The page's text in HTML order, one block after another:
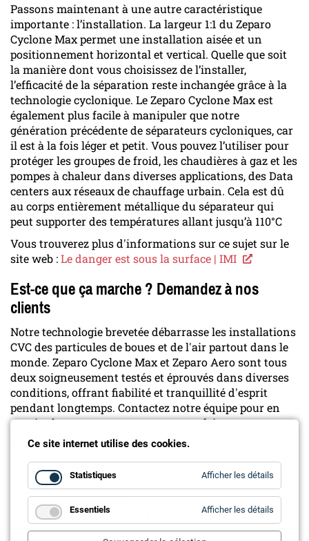
Passons maintenant à une autre caractéristique
importante : l’installation. La largeur 1:1 du Zeparo
Cyclone Max permet une installation aisée et un
positionnement horizontal et vertical. Quelle que soit
la manière dont vous choisissez de l’installer,
l’efficacité de la séparation reste inchangée grâce à la
technologie cyclonique. Le Zeparo Cyclone Max est
également plus facile à manipuler que notre
génération précédente de séparateurs cycloniques, car
il est à la fois léger et petit. Vous pouvez l’utiliser pour
protéger les groupes de froid, les chaudières à gaz et les
pompes à chaleur dans diverses applications, des Data
centers aux réseaux de chauffage urbain. Cela est dû
au corps entièrement métallique du séparateur qui
peut supporter des températures allant jusqu’à 110°C
Vous trouverez plus d'informations sur ce sujet sur le
site web :Le danger est sous la surface | IMI
Est-ce que ça marche ? Demandez à nos
clients
Notre technologie brevetée débarrasse les installations
CVC des particules de boues et de l'air partout dans le
monde. Zeparo Cyclone Max et Zeparo Aero sont tous
deux soigneusement testés et éprouvés dans diverses
conditions, offrant fiabilité et tranquillité d'esprit
pendant longtemps. Contactez notre équipe pour en
savoir plus sur ce que nous pouvons faire pour vous.
*selon la taille des particules
Service vente
Tel: +41 61 906 26 66
Email: vente.ch@imi-hydronic.com
Ce site internet utilise des cookies.
Statistiques Afficher les détails
Essentiels Afficher les détails